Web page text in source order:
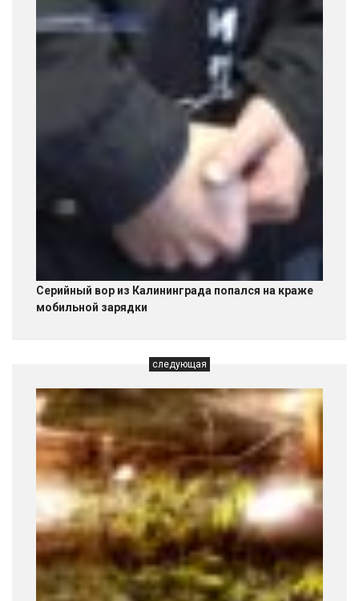
Серийный вор из Калининграда попался на краже
мобильной зарядки
следующая